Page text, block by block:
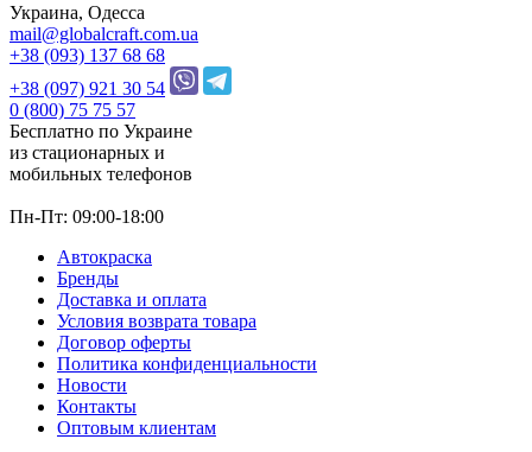
Украина, Одесса
mail@globalcraft.com.ua
+38 (093) 137 68 68
+38 (097) 921 30 54
0 (800) 75 75 57
Бесплатно по Украине
из стационарных и
мобильных телефонов
Пн-Пт: 09:00-18:00
Автокраска
Бренды
Доставка и оплата
Условия возврата товара
Договор оферты
Политика конфиденциальности
Новости
Контакты
Оптовым клиентам